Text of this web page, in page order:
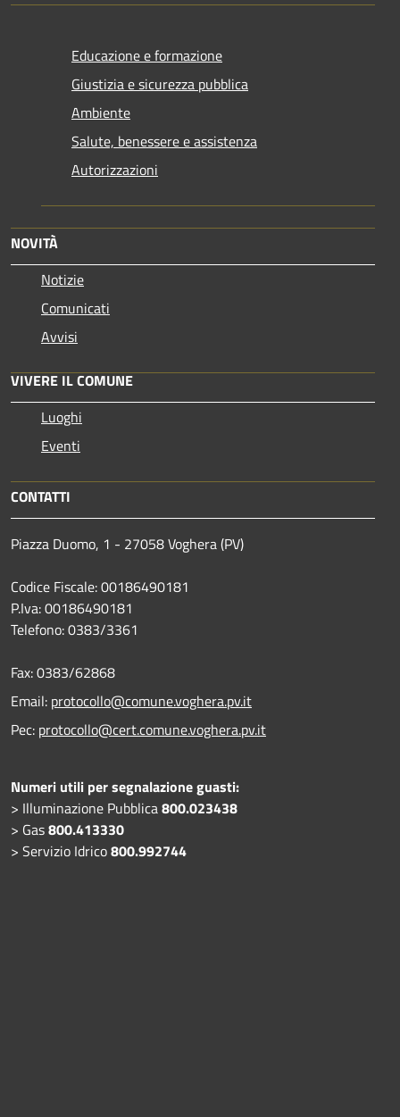
Educazione e formazione
Giustizia e sicurezza pubblica
Ambiente
Salute, benessere e assistenza
Autorizzazioni
NOVITÀ
Notizie
Comunicati
Avvisi
VIVERE IL COMUNE
Luoghi
Eventi
CONTATTI
Piazza Duomo, 1 - 27058 Voghera (PV)
Codice Fiscale: 00186490181
P.Iva: 00186490181
Telefono:0383/3361
Fax:0383/62868
Email: protocollo@comune.voghera.pv.it
Pec: protocollo@cert.comune.voghera.pv.it
Numeri utili per segnalazione guasti:
> Illuminazione Pubblica800.023438
> Gas800.413330
> Servizio Idrico800.992744